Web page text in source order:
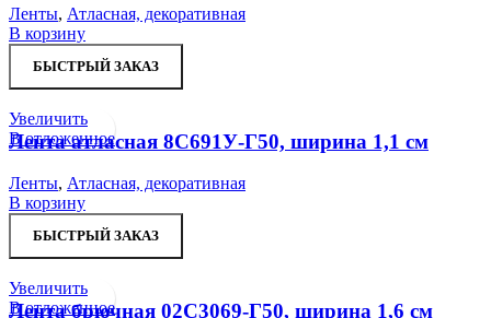
Ленты, Атласная, декоративная
В корзину
БЫСТРЫЙ ЗАКАЗ
Увеличить
В отложенное
Лента атласная 8С691У-Г50, ширина 1,1 см
Ленты, Атласная, декоративная
В корзину
БЫСТРЫЙ ЗАКАЗ
Увеличить
В отложенное
Лента брючная 02С3069-Г50, ширина 1,6 см